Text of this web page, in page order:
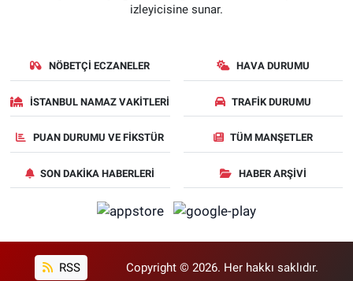
izleyicisine sunar.
NÖBETÇI ECZANELER HAVA DURUMU
İSTANBUL NAMAZ VAKITLERI TRAFIK DURUMU
PUAN DURUMU VE FIKSTÜR TÜM MANŞETLER
SON DAKIKA HABERLERI HABER ARŞIVI
RSS Copyright © 2026. Her hakkı saklıdır.